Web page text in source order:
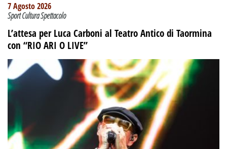
7 Agosto 2026
Sport Cultura Spettacolo
L’attesa per Luca Carboni al Teatro Antico di Taormina
con “RIO ARI O LIVE”